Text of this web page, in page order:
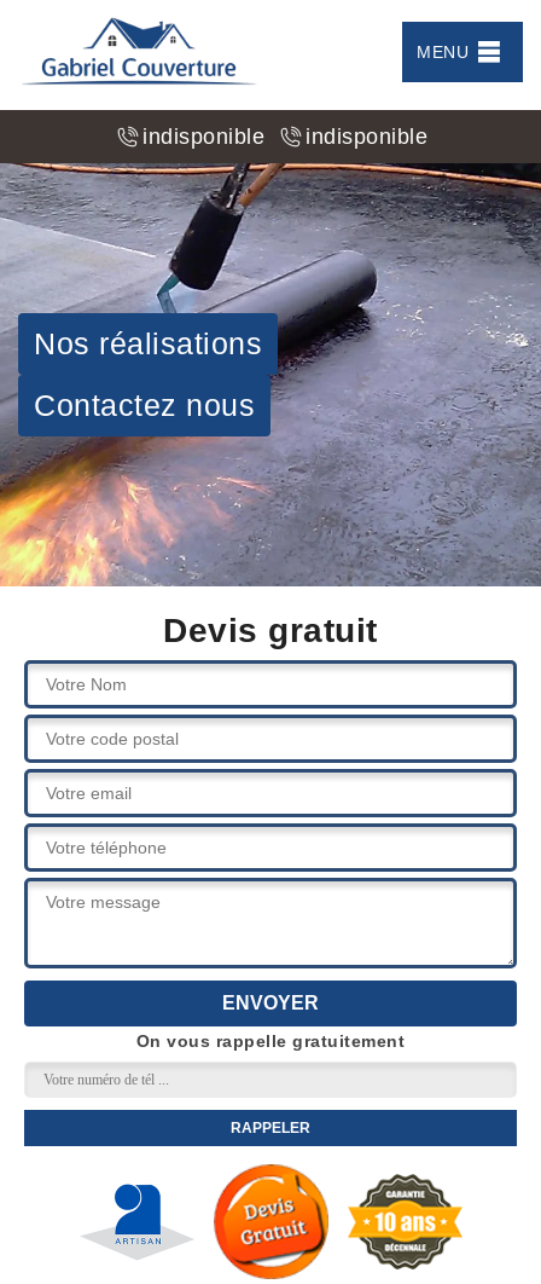
MENU
indisponible indisponible
Nos réalisations
Contactez nous
Devis gratuit
On vous rappelle gratuitement